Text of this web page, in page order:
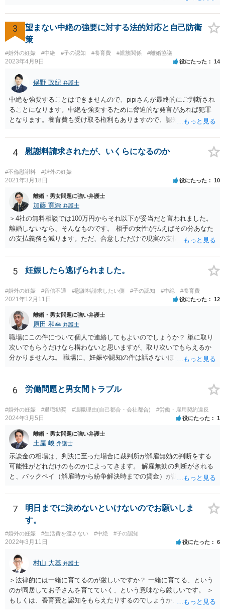
相手にそのことを聞くことに問題はありません。 逆に本当に弁護士を
つけているような場合はこちらも、弁護士に相談した方がよいかと考
えます。 ご参考になれば幸いです。
3
望まない中絶の強要に対する法的対応と自己防衛
策
#婚外の妊娠 #中絶 #子の認知 #養育費 #親族関係 #離婚協議
2023年4月9日 役にたった 14
俣野 政紀 弁護士
中絶を強要することはできませんので、pipiさんが最終的にご判断され
ることになります。中絶を強要するために脅迫的な発言があれば犯罪
となります。養育費も受け取る権利もありますので、認知等につきお
勧めします。
4 慰謝料請求されたが、いくらになるのか
#不倫慰謝料 #婚外の妊娠
2021年3月18日 役にたった 10
離婚・男女問題に強い弁護士
加藤 寛崇 弁護士
＞4社の無料相談では100万円からそれ以下が妥当だと言われました。
離婚しないなら、そんなものです。 相手の女性が払えばその分あなた
の支払義務も減ります。ただ、合意しただけで現実の支払がないなら
5 妊娠したら逃げられました。
#婚外の妊娠 #音信不通 #慰謝料請求したい側 #子の認知 #中絶 #養育費
2021年12月11日 役にたった 12
離婚・男女問題に強い弁護士
原田 和幸 弁護士
職場にこの件について個人で連絡してもよいのでしょうか？ 単に取り
次いでもらうだけなら構わないと思いますが、取り次いでもらえるか
分かりませんね。 職場に、妊娠や認知の件は話さないほうがよいと思
難しいと思われれば、弁護士に入ってもらうことも検討されてくださ
い。 一度、お近くの弁護士に相談されてみてもよいと思います。
6 労働問題と男女間トラブル
#婚外の妊娠 #退職勧奨 #退職理由(自己都合・会社都合) #労働・雇用契約違反
2024年3月5日 役にたった 1
離婚・男女問題に強い弁護士
土屋 峻 弁護士
示談金の相場は、判決に至った場合に裁判所が解雇無効の判断をする
可能性がどれだけのものかによってきます。 解雇無効の判断がされる
と、バックペイ（解雇時から紛争解決時までの賃金）が認められるの
準となります。解決金の基準は、半年から１年程度の賃金相当額くら
いだと思います。 この件は、弁護士に具体的な内容について、ご相談
された方がよい事案だと考えます。
7
明日までに決めないといけないのでお願いしま
す。
#婚外の妊娠 #生活費を渡さない #中絶 #子の認知
2022年3月11日 役にたった 6
村山 大基 弁護士
＞法律的には一緒に育てるのが厳しいですか？ 一緒に育てる、という
のが同居してお子さんを育てていく、という意味なら厳しいです。 ＞
もしくは、養育費と認知をもらえたりするのでしょうか、 相手が認知